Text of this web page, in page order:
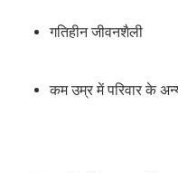
गतिहीन जीवनशैली
कम उम्र में परिवार के